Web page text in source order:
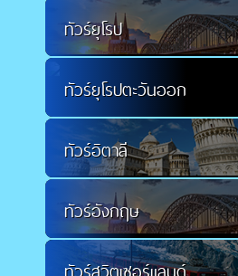
ทัวร์ยุโรป
ทัวร์ยุโรปตะวันออก
ทัวร์อิตาลี
ทัวร์อังกฤษ